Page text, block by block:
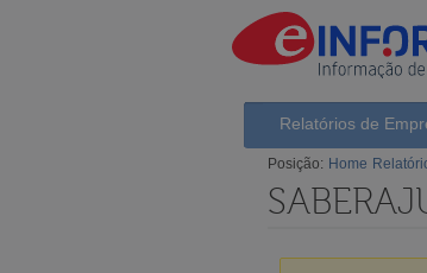
Relatórios de
Posição: Home